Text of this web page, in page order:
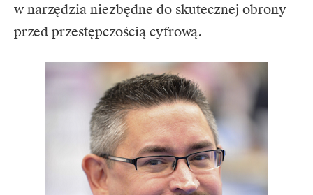
w narzędzia niezbędne do skutecznej obrony
przed przestępczością cyfrową.